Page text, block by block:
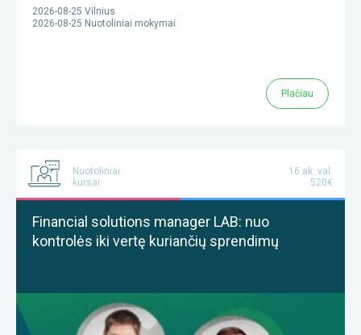
2026-08-25 Vilnius
2026-08-25 Nuotoliniai mokymai
Plačiau
Nuotoliniai
kursai
16 ak. val.
520€
Financial solutions manager LAB: nuo
kontrolės iki vertę kuriančių sprendimų